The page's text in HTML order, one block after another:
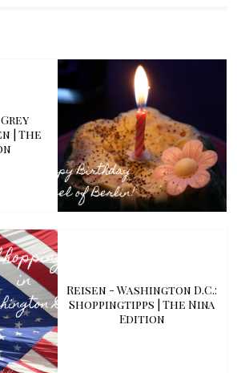
| The
Reisen - Washington D.C.:
Shoppingtipps | The Nina
Edition